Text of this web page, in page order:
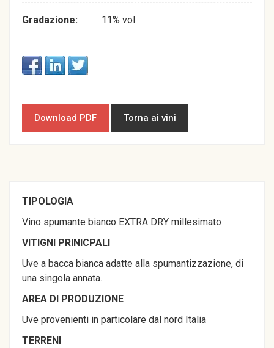
Gradazione: 11% vol
Download PDF Torna ai vini
TIPOLOGIA
Vino spumante bianco EXTRA DRY millesimato
VITIGNI PRINICPALI
Uve a bacca bianca adatte alla spumantizzazione, di
una singola annata.
AREA DI PRODUZIONE
Uve provenienti in particolare dal nord Italia
TERRENI